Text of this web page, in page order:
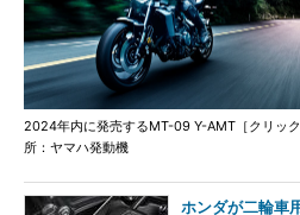
2024年内に発売するMT-09 Y-AMT［クリッ
所：ヤマハ発動機
ホンダが二輪車